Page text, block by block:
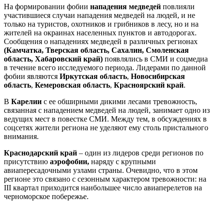
На формировании фобии нападения медведей повлияли
участившиеся случаи нападения медведей на людей, и не
только на туристов, охотников и грибников в лесу, но и на
жителей на окраинах населенных пунктов и автодорогах.
Сообщения о нападениях медведей в различных регионах
(Камчатка, Тверская область, Сахалин, Смоленская
область, Хабаровский край) появлялись в СМИ и соцмедиа
в течение всего исследуемого периода. Лидерами по данной
фобии являются Иркутская область, Новосибирская
область, Кемеровская область, Красноярский край.
В Карелии с ее обширными дикими лесами тревожность,
связанная с нападением медведей на людей, занимает одно из
ведущих мест в повестке СМИ. Между тем, в обсуждениях в
соцсетях жители региона не уделяют ему столь пристального
внимания.
Краснодарский край – один из лидеров среди регионов по
присутствию аэрофобии, наряду с крупными
авиапересадочными узлами страны. Очевидно, что в этом
регионе это связано с сезонным характером тревожности: на
III квартал приходится наибольшее число авиаперелетов на
черноморское побережье.